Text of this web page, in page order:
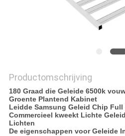
Productomschrijving
180 Graad die Geleide 6500k
Groente Plantend Kabinet
Leidde Samsung Geleid Chip
Commercieel kweekt Lichte
Lichten
De eigenschappen voor Geleide